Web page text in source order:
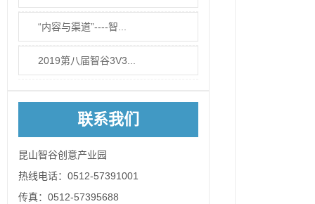
“内容与渠道”----智...
2019第八届智谷3V3...
联系我们
昆山智谷创意产业园
热线电话：0512-57391001
传真：0512-57395688